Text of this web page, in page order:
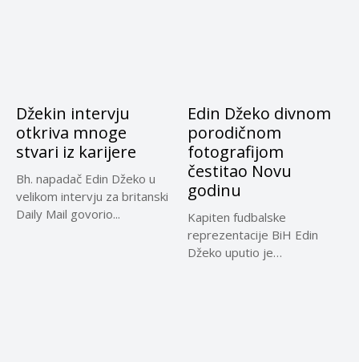
Džekin intervju
otkriva mnoge
stvari iz karijere
Bh. napadač Edin Džeko u
velikom intervju za britanski
Daily Mail govorio...
Edin Džeko divnom
porodičnom
fotografijom
čestitao Novu
godinu
Kapiten fudbalske
reprezentacije BiH Edin
Džeko uputio je